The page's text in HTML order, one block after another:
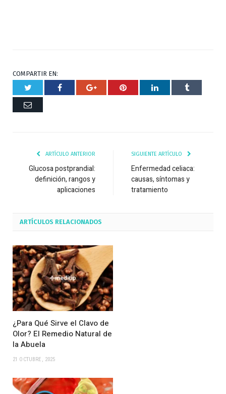
COMPARTIR EN:
Twitter Facebook Google+ Pinterest RespuestaTumblr
Correo
ARTÍCULO ANTERIOR
Glucosa postprandial:
definición, rangos y
aplicaciones
SIGUIENTE ARTÍCULO
Enfermedad celiaca:
causas, síntomas y
tratamiento
ARTÍCULOS RELACIONADOS
¿Para Qué Sirve el Clavo de
Olor? El Remedio Natural de
la Abuela
21 OCTUBRE, 2025